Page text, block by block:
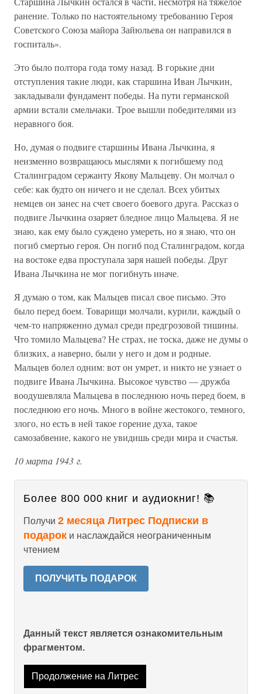
ранение. Только по настоятельному требованию Героя
Советского Союза майора Зайюльева он направился в
госпиталь».
Это было полтора года тому назад. В горькие дни
отступления такие люди, как старшина Иван Лычкин,
закладывали фундамент победы. На пути германской
армии встали смельчаки. Трое вышли победителями из
неравного боя.
Но, думая о подвиге старшины Ивана Лычкина, я
неизменно возвращаюсь мыслями к погибшему под
Сталинградом сержанту Якову Мальцеву. Он молчал о
себе: как будто он ничего и не сделал. Всех убитых
немцев он занес на счет своего боевого друга. Рассказ о
подвиге Лычкина озаряет бледное лицо Мальцева. Я не
знаю, как ему было суждено умереть, но я знаю, что он
погиб смертью героя. Он погиб под Сталинградом, когда
на востоке едва проступала заря нашей победы. Друг
Ивана Лычкина не мог погибнуть иначе.
Я думаю о том, как Мальцев писал свое письмо. Это
было перед боем. Товарищи молчали, курили, каждый о
чем-то напряженно думал среди предгрозовой тишины.
Что томило Мальцева? Не страх, не тоска, даже не думы о
близких, а наверно, были у него и дом и родные.
Мальцев болел одним: вот он умрет, и никто не узнает о
подвиге Ивана Лычкина. Высокое чувство — дружба
воодушевляла Мальцева в последнюю ночь перед боем, в
последнюю его ночь. Много в войне жестокого, темного,
злого, но есть в ней такое горение духа, такое
самозабвение, какого не увидишь среди мира и счастья.
10 марта 1943 г.
Более 800 000 книг и аудиокниг! 📚
Получи 2 месяца Литрес Подписки в
подарок и наслаждайся неограниченным
чтением
ПОЛУЧИТЬ ПОДАРОК
Данный текст является ознакомительным
фрагментом.
Продолжение на Литрес